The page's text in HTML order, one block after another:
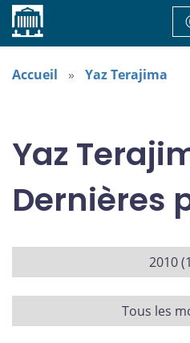
Accueil
Accueil Yaz Terajima
Yaz
Dernières
2010
Tous les